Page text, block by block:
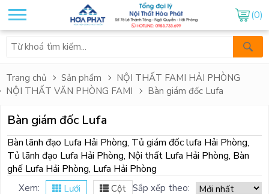
(0)
Trang chủ Sản phẩm
NỘI THẤT FAMI HẢI PHÒNG
NỘI THẤT VĂN PHÒNG FAMI
Bàn giám đốc Lufa
Bàn giám đốc Lufa
Bàn lãnh đạo Lufa Hải Phòng, Tủ giám đốc lufa Hải Phòng,
Tủ lãnh đạo Lufa Hải Phòng, Nội thất Lufa Hải Phòng, Bàn
ghế Lufa Hải Phòng, Lufa Hải Phòng
Sắp xếp theo:
Xem: Lưới Cột